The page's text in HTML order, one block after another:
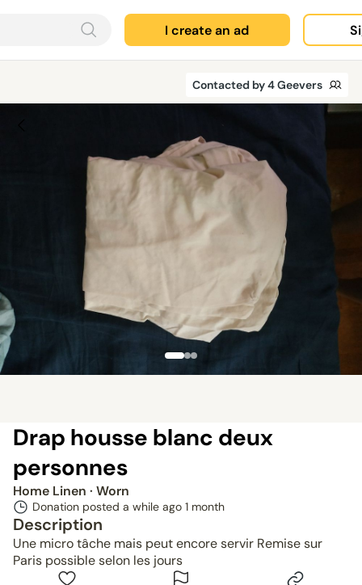
I create an ad
Contacted by 4 Geevers
Drap housse blanc deux
personnes
Home Linen · Worn
Donation posted a while ago 1 month
Description
Une micro tâche mais peut encore servir Remise sur
Paris possible selon les jours